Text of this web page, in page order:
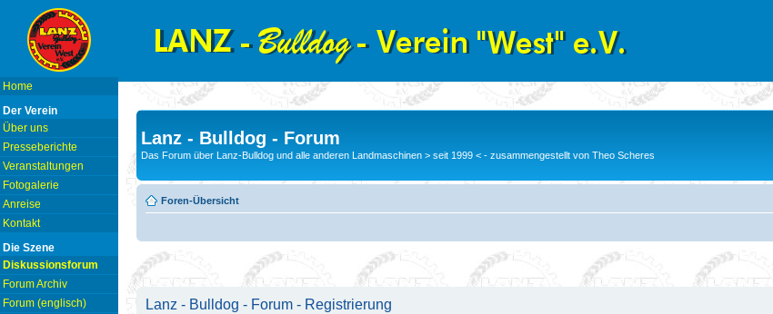
Home
Der Verein
Über uns
Presseberichte
Veranstaltungen
Fotogalerie
Anreise
Kontakt
Die Szene
Diskussionsforum
Forum Archiv
Forum (englisch)
Lanz - Bulldog - Forum
Das Forum über Lanz-Bulldog und alle anderen Landmaschinen > seit 1999 < - zusammengestellt von Theo Scheres
Foren-Übersicht
Lanz - Bulldog - Forum - Registrierung